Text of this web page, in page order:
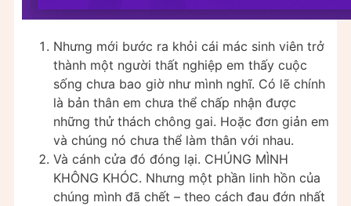
Nhưng mới bước ra khỏi cái mác sinh viên trở
thành một người thất nghiệp em thấy cuộc
sống chưa bao giờ như mình nghĩ. Có lẽ chính
là bản thân em chưa thể chấp nhận được
những thử thách chông gai. Hoặc đơn giản em
và chúng nó chưa thể làm thân với nhau.
Và cánh cửa đó đóng lại. CHÚNG MÌNH
KHÔNG KHÓC. Nhưng một phần linh hồn của
chúng mình đã chết – theo cách đau đớn nhất